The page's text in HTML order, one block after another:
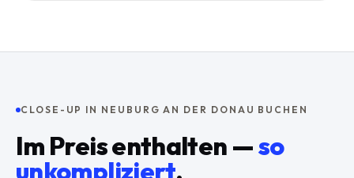
CLOSE-UP IN NEUBURG AN DER DONAU BUCHEN
Im Preis enthalten —so
unkompliziert.